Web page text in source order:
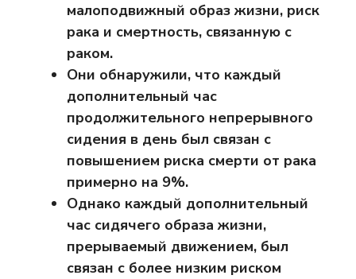
малоподвижный образ жизни, риск
рака и смертность, связанную с
раком.
Они обнаружили, что каждый
дополнительный час
продолжительного непрерывного
сидения в день был связан с
повышением риска смерти от рака
примерно на 9%.
Однако каждый дополнительный
час сидячего образа жизни,
прерываемый движением, был
связан с более низким риском